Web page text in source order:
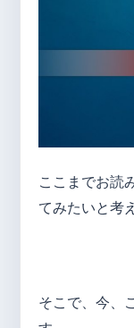
ここまでお読
てみたいと考
そこで、今、